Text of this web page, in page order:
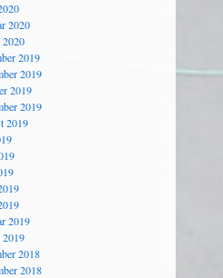
2020
2020
2019
2019
2019
2019
2019
2019
2019
2018
2018